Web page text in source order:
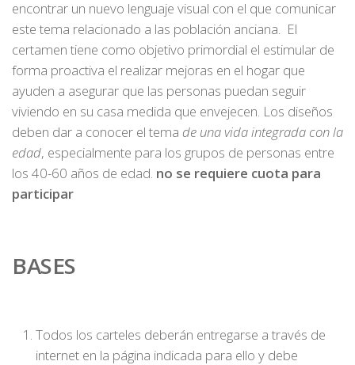
encontrar un nuevo lenguaje visual con el que comunicar
este tema relacionado a las población anciana. El
certamen tiene como objetivo primordial el estimular de
forma proactiva el realizar mejoras en el hogar que
ayuden a asegurar que las personas puedan seguir
viviendo en su casa medida que envejecen. Los diseños
deben dar a conocer el tema de una vida integrada con la
edad, especialmente para los grupos de personas entre
los 40-60 años de edad. no se requiere cuota para
participar
BASES
Todos los carteles deberán entregarse a través de
internet en la página indicada para ello y debe